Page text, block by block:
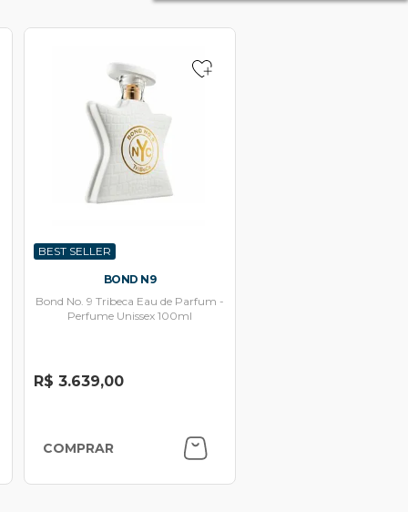
BEST SELLER
BOND N9
Bond No. 9 Tribeca Eau de Parfum -
Perfume Unissex 100ml
R$ 3.639,00
COMPRAR